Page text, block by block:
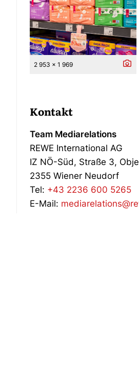
2 953 x 1 969
Kontakt
Team Mediarelations
REWE International AG
IZ NÖ-Süd, Straße 3,
2355 Wiener Neudorf
Tel: +43 2236 600 5265
E-Mail: